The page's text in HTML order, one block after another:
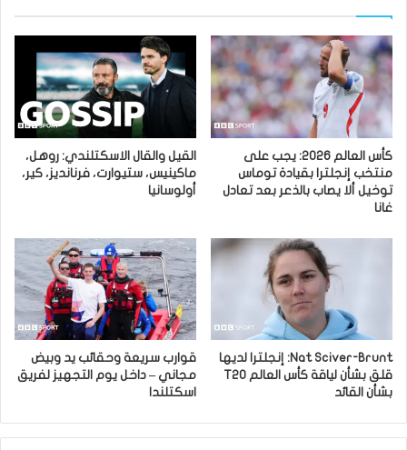
كأس العالم 2026: يجب على
منتخب إنجلترا بقيادة توماس
توخيل ألا يصاب بالذعر بعد تعادل
غانا
القيل والقال الاسكتلندي: روهل،
ماكينيس، ستيوارت، فرنانديز، كير،
أولوسانيا
Nat Sciver-Brunt: إنجلترا لديها
قلق بشأن لياقة كأس العالم T20
بشأن القائد
قوارب سريعة وحقائب يد وبيض
مجاني – داخل يوم التجهيز لفريق
اسكتلندا